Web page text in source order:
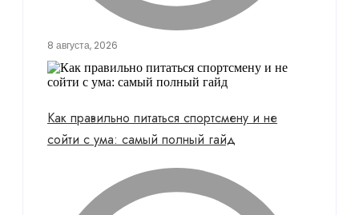
8 августа, 2026
Как правильно питаться спортсмену и не
сойти с ума: самый полный гайд